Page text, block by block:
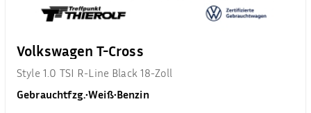
Volkswagen T-Cross
Style 1.0 TSI R-Line Black 18-Zoll
Gebrauchtfzg.•Weiß•Benzin